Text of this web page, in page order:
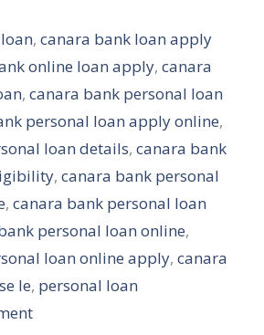
,canara bank loan apply
online loan apply, canara
, canara bank personal loan
personal loan apply online,
loan details, canara bank
, canara bank personal
, canara bank personal loan
personal loan online,
loan online apply, canara
le, personal loan